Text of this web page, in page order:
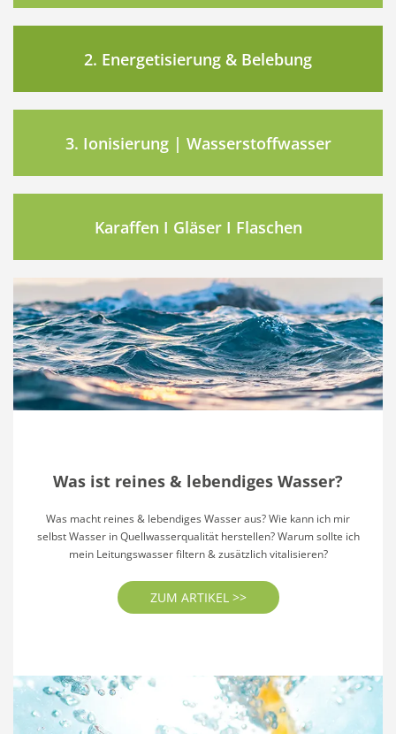
2. Energetisierung & Belebung
3. Ionisierung | Wasserstoffwasser
Karaffen I Gläser I Flaschen
Was ist reines & lebendiges Wasser?
Was macht reines & lebendiges Wasser aus? Wie kann ich mir
selbst Wasser in Quellwasserqualität herstellen? Warum sollte ich
mein Leitungswasser filtern & zusätzlich vitalisieren?
ZUM ARTIKEL >>